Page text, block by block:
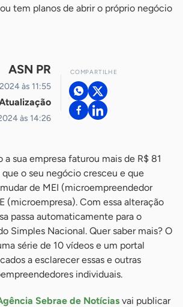
tem planos de abrir o próprio negócio
ASN PR
às 11:55
às 14:26
COMPARTILHE
a sua empresa faturou mais de R$ 81
que o seu negócio cresceu e que
de MEI (microempreendedor
(microempresa). Com essa alteração
passa automaticamente para o
Simples Nacional. Quer saber mais? O
série de 10 vídeos e um portal
a esclarecer essas e outras
individuais.
Sebrae de Notícias vai publicar